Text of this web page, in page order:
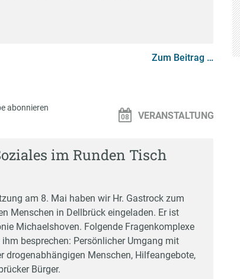
Zum Beitrag …
abonnieren
VERANSTALTUNG
im Runden Tisch
am 8. Mai haben wir Hr. Gastrock zum
Menschen in Dellbrück eingeladen. Er ist
Michaelshoven. Folgende Fragenkomplexe
besprechen: Persönlicher Umgang mit
drogenabhängigen Menschen, Hilfeangebote,
Bürger.